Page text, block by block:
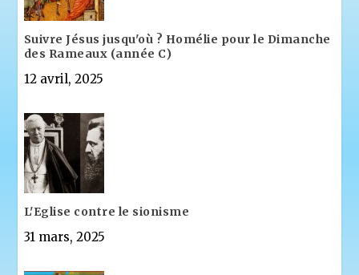
Suivre Jésus jusqu'où ? Homélie pour le Dimanche
des Rameaux (année C)
12 avril, 2025
L'Eglise contre le sionisme
31 mars, 2025